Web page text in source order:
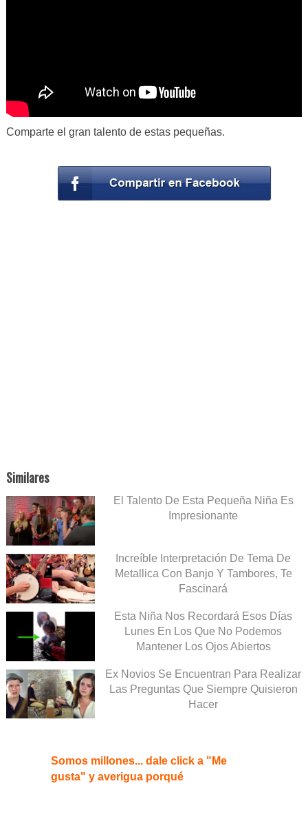
Comparte el gran talento de estas pequeñas.
Similares
El Talento De Esta Pequeña Niña Es
Impresionante
Increíble Interpretación De Tema De
Metallica Con Banjo Y Tambores, Te
Fascinará
Esta Niña Nos Recordará Esos Días
Lunes En Los Que No Podemos
Mantener Los Ojos Abiertos
Ex Novios Se Encuentran Para Realizar
Las Preguntas Que Siempre Quisieron
Hacer
Somos millones... dale click a "Me
gusta" y averigua porqué